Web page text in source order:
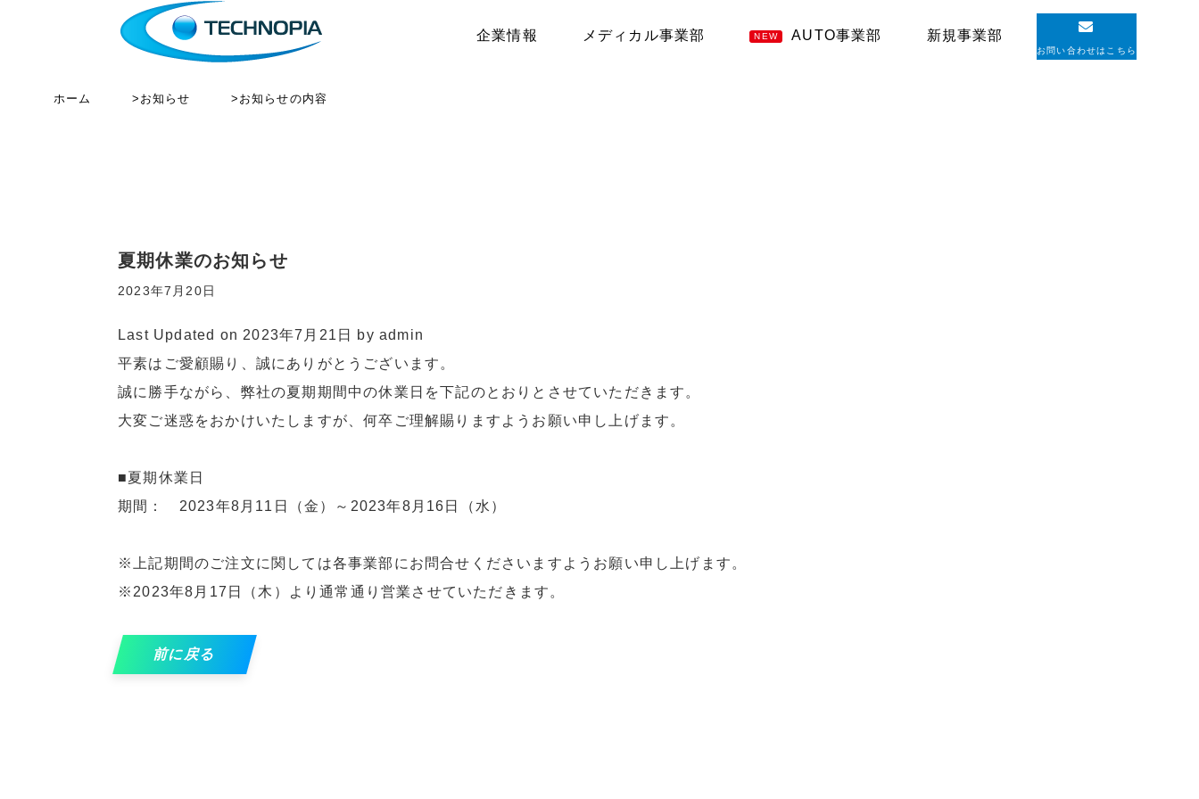
お問い合わせはこちら
企業情報 メディカル事業部 NEW AUTO事業部 新規事業部
ホーム >お知らせ >お知らせの内容
夏期休業のお知らせ
2023年7月20日
Last Updated on 2023年7月21日 by admin
平素はご愛顧賜り、誠にありがとうございます。
誠に勝手ながら、弊社の夏期期間中の休業日を下記のとおりとさせていただきます。
大変ご迷惑をおかけいたしますが、何卒ご理解賜りますようお願い申し上げます。
■夏期休業日
期間： 2023年8月11日（金）～2023年8月16日（水）
※上記期間のご注文に関しては各事業部にお問合せくださいますようお願い申し上げます。
※2023年8月17日（木）より通常通り営業させていただきます。
前に戻る